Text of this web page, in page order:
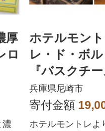
厚
ロ
濃
ホテルモン
レ・ド・ボ
『バスクチ
キ』のセッ
口で配送】
兵庫県尼崎市
寄付金額
ホテルモントレよ